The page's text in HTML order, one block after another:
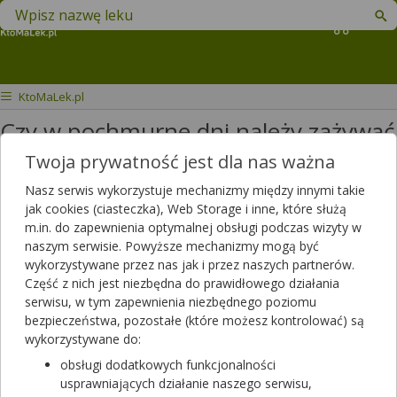
Koszyk
Znajdź lek w swojej okolicy
KtoMaLek.pl
Czy w pochmurne dni należy zażywać
więcej jednostek witaminy D niż w
słoneczne?
Czy w pochmurne dni zażywać
więcej jednostekwitaminy Dniż w
słoneczne?
Dotyczy:Kobieta, 19 lat
Odpowiedzi farmaceutów
Twoja prywatność jest dla nas ważna
Nasz serwis wykorzystuje mechanizmy między innymi takie
jak cookies (ciasteczka), Web Storage i inne, które służą
m.in. do zapewnienia optymalnej obsługi podczas wizyty w
naszym serwisie. Powyższe mechanizmy mogą być
wykorzystywane przez nas jak i przez naszych partnerów.
Część z nich jest niezbędna do prawidłowego działania
serwisu, w tym zapewnienia niezbędnego poziomu
bezpieczeństwa, pozostałe (które możesz kontrolować) są
wykorzystywane do:
obsługi dodatkowych funkcjonalności
usprawniających działanie naszego serwisu,